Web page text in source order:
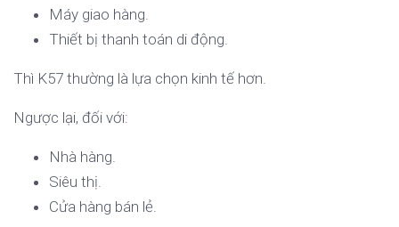
Máy giao hàng.
Thiết bị thanh toán di động.
Thì K57 thường là lựa chọn kinh tế hơn.
Ngược lại, đối với:
Nhà hàng.
Siêu thị.
Cửa hàng bán lẻ.